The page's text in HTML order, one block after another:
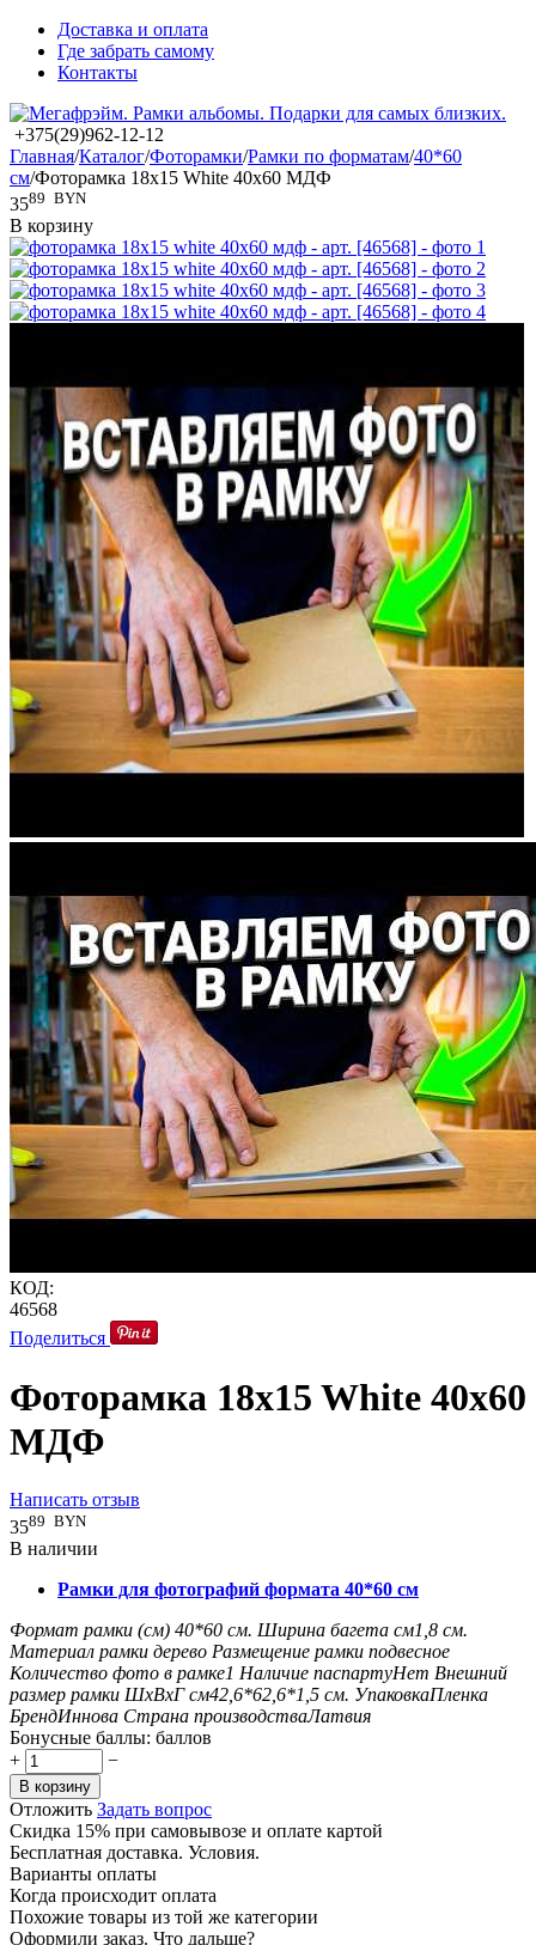
Доставка и оплата
Где забрать самому
Контакты
+375(29)962-12-12
Главная/Каталог/Фоторамки/Рамки по форматам/40*60
см/Фоторамка 18x15 White 40x60 МДФ
3589 BYN
В корзину
КОД:
46568
Поделиться
Фоторамка 18x15 White 40x60
МДФ
Написать отзыв
3589 BYN
В наличии
Рамки для фотографий формата 40*60 см
Формат рамки (см) 40*60 см. Ширина багета см1,8 см.
Материал рамки дерево Размещение рамки подвесное
Количество фото в рамке1 Наличие паспартуНет Внешний
размер рамки ШxВxГ см42,6*62,6*1,5 см. УпаковкаПленка
БрендИннова Страна производстваЛатвия
Бонусные баллы: баллов
+
−
В корзину
Отложить Задать вопрос
Скидка 15% при самовывозе и оплате картой
Бесплатная доставка. Условия.
Варианты оплаты
Когда происходит оплата
Похожие товары из той же категории
Оформили заказ. Что дальше?